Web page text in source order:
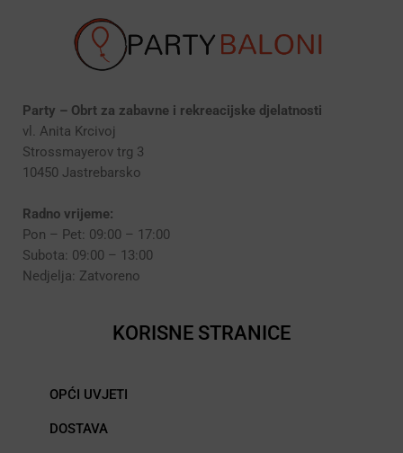
Party – Obrt za zabavne i rekreacijske djelatnosti
vl. Anita Krcivoj
Strossmayerov trg 3
10450 Jastrebarsko
Radno vrijeme:
Pon – Pet: 09:00 – 17:00
Subota: 09:00 – 13:00
Nedjelja: Zatvoreno
KORISNE STRANICE
OPĆI UVJETI
DOSTAVA